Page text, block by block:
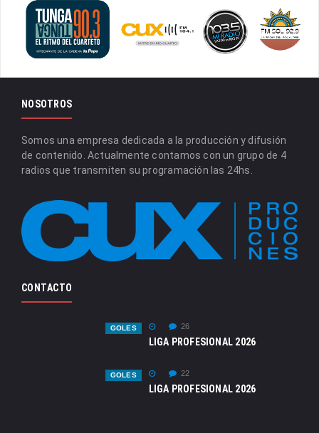
NOSOTROS
Somos una empresa dedicada a la producción y difusión
de contenido. Actualmente contamos con un grupo de 4
radios que transmiten su programación las 24hs.
CONTACTO
GOLES 26
LIGA PROFESIONAL 2026
GOLES 22
LIGA PROFESIONAL 2026